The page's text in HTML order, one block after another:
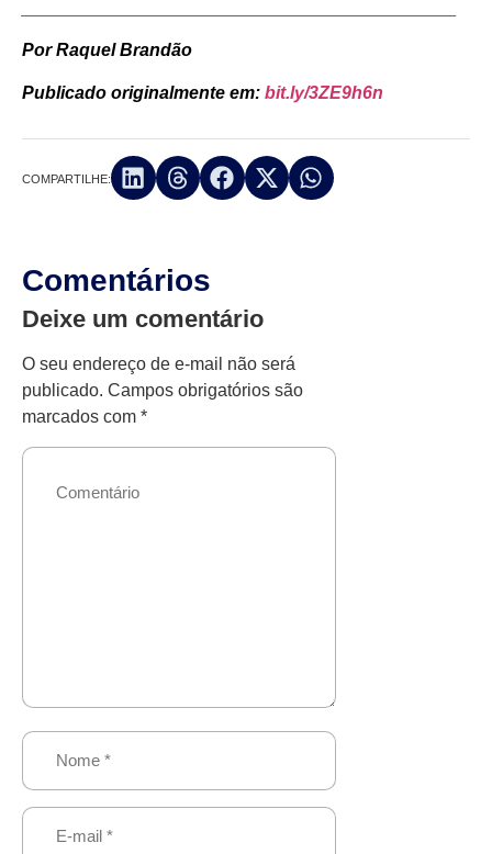
Por Raquel Brandão
Publicado originalmente em: bit.ly/3ZE9h6n
COMPARTILHE:
Comentários
Deixe um comentário
O seu endereço de e-mail não será
publicado. Campos obrigatórios são
marcados com *